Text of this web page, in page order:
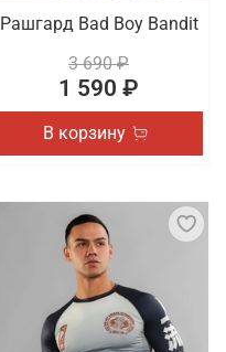
Рашгард Bad Boy Bandit
3 690 ₽
1 590 ₽
В корзину